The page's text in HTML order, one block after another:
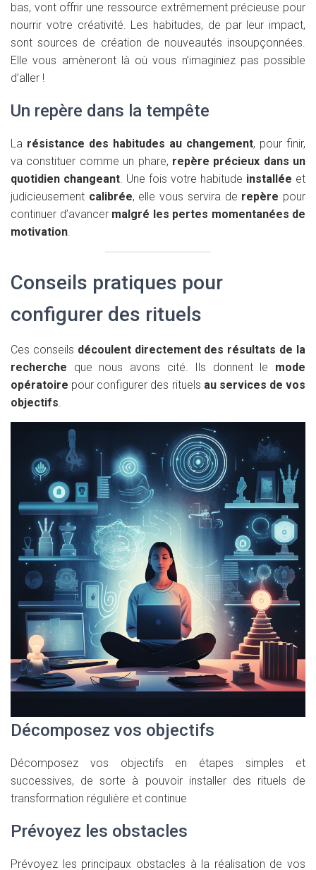
bas, vont offrir une ressource extrêmement précieuse pour
nourrir votre créativité. Les habitudes, de par leur impact,
sont sources de création de nouveautés insoupçonnées.
Elle vous amèneront là où vous n’imaginiez pas possible
d’aller !
Un repère dans la tempête
La résistance des habitudes au changement, pour finir,
va constituer comme un phare, repère précieux dans un
quotidien changeant. Une fois votre habitude installée et
judicieusement calibrée, elle vous servira de repère pour
continuer d’avancer malgré les pertes momentanées de
motivation.
Conseils pratiques pour
configurer des rituels
Ces conseils découlent directement des résultats de la
recherche que nous avons cité. Ils donnent le mode
opératoire pour configurer des rituels au services de vos
objectifs.
Décomposez vos objectifs
Décomposez vos objectifs en étapes simples et
successives, de sorte à pouvoir installer des rituels de
transformation régulière et continue
Prévoyez les obstacles
Prévoyez les principaux obstacles à la réalisation de vos